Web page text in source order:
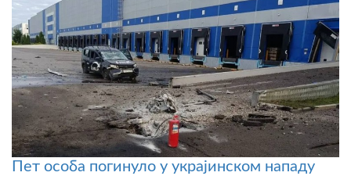
Пет особа погинуло у украјинском нападу